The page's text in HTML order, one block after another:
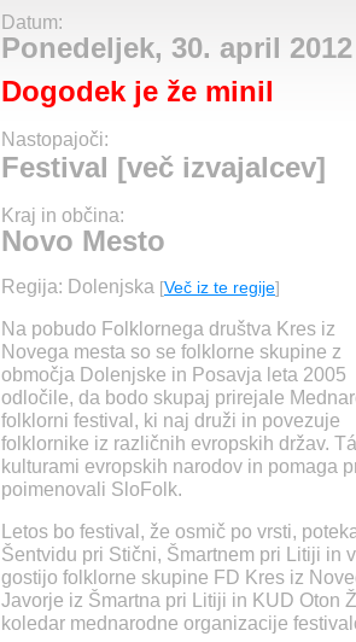
Datum:
Ponedeljek, 30. april 2012
Dogodek je že minil
Nastopajoči:
Festival [več izvajalcev]
Kraj in občina:
Novo Mesto
Regija: Dolenjska [Več iz te regije]
Na pobudo Folklornega društva Kres iz
Novega mesta so se folklorne skupine z
območja Dolenjske in Posavja leta 2005
odločile, da bodo skupaj prirejale
folklorni festival, ki naj druži in povezuje
folklornike iz različnih evropskih držav.
kulturami evropskih narodov in pomaga
poimenovali SloFolk.
Letos bo festival, že osmič po vrsti,
Šentvidu pri Stični, Šmartnem pri Litiji in
gostijo folklorne skupine FD Kres iz
Javorje iz Šmartna pri Litiji in KUD Oton
koledar mednarodne organizacije